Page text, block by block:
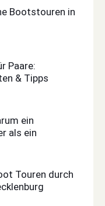
Bootstouren in
Paare:
& Tipps
ein
als ein
Touren durch